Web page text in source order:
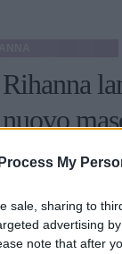
My
sale, sharing to
advertising
note that after
Rihanna
nuovo
linea
mostra come usarlo
GABRIELE DEL BUONO